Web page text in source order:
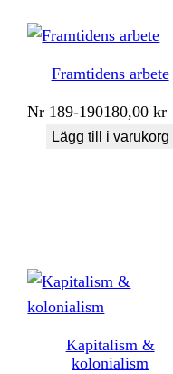
Framtidens arbete
Nr 189-190180,00kr
Lägg till i varukorg
Kapitalism &
kolonialism